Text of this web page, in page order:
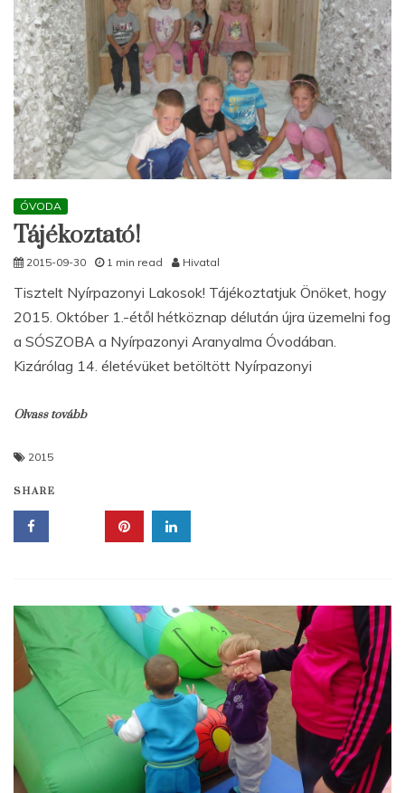
ÓVODA
Tájékoztató!
2015-09-30 1 min read Hivatal
Tisztelt Nyírpazonyi Lakosok! Tájékoztatjuk Önöket, hogy
2015. Október 1.-étől hétköznap délután újra üzemelni fog
a SÓSZOBA a Nyírpazonyi Aranyalma Óvodában.
Kizárólag 14. életévüket betöltött Nyírpazonyi
Olvass tovább
2015
SHARE